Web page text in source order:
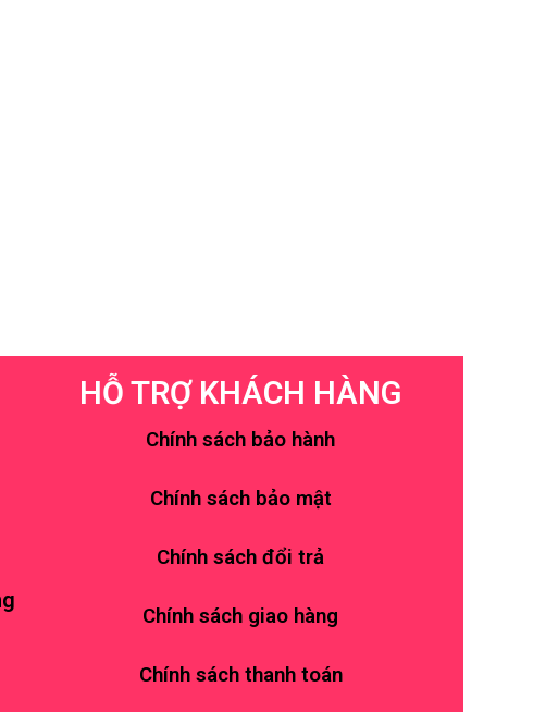
HỖ TRỢ KHÁCH HÀNG
Chính sách bảo hành
Chính sách bảo mật
Chính sách đổi trả
Chính sách giao hàng
Chính sách thanh toán